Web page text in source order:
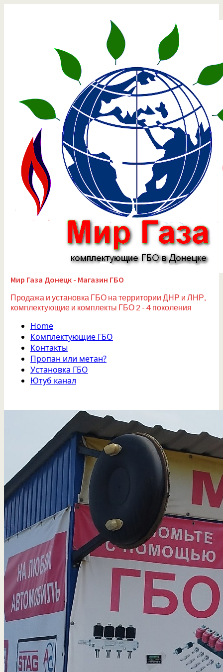
Мир Газа Донецк - Магазин ГБО
Продажа и установка ГБО на территории ДНР и ЛНР,
комплектующие и комплекты ГБО 2 - 4 поколения
Home
Комплектующие ГБО
Контакты
Пропан или метан?
Установка ГБО
Ютуб канал